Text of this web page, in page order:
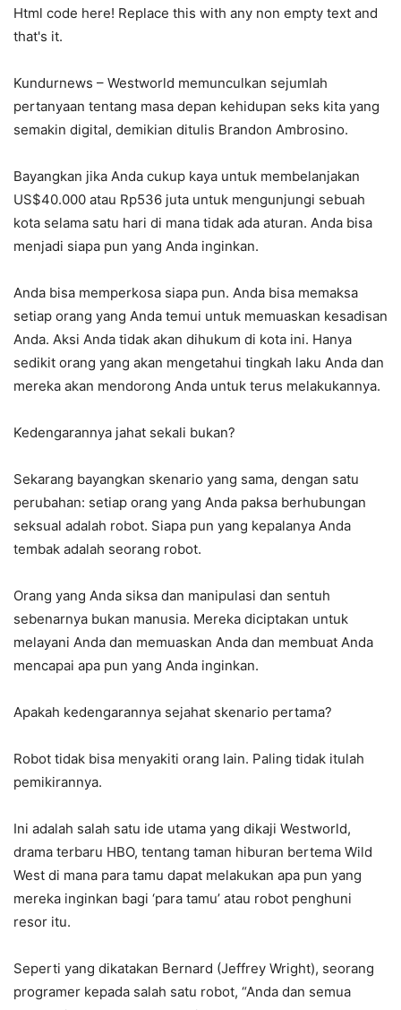
Html code here! Replace this with any non empty text and
that's it.
Kundurnews – Westworld memunculkan sejumlah
pertanyaan tentang masa depan kehidupan seks kita yang
semakin digital, demikian ditulis Brandon Ambrosino.
Bayangkan jika Anda cukup kaya untuk membelanjakan
US$40.000 atau Rp536 juta untuk mengunjungi sebuah
kota selama satu hari di mana tidak ada aturan. Anda bisa
menjadi siapa pun yang Anda inginkan.
Anda bisa memperkosa siapa pun. Anda bisa memaksa
setiap orang yang Anda temui untuk memuaskan kesadisan
Anda. Aksi Anda tidak akan dihukum di kota ini. Hanya
sedikit orang yang akan mengetahui tingkah laku Anda dan
mereka akan mendorong Anda untuk terus melakukannya.
Kedengarannya jahat sekali bukan?
Sekarang bayangkan skenario yang sama, dengan satu
perubahan: setiap orang yang Anda paksa berhubungan
seksual adalah robot. Siapa pun yang kepalanya Anda
tembak adalah seorang robot.
Orang yang Anda siksa dan manipulasi dan sentuh
sebenarnya bukan manusia. Mereka diciptakan untuk
melayani Anda dan memuaskan Anda dan membuat Anda
mencapai apa pun yang Anda inginkan.
Apakah kedengarannya sejahat skenario pertama?
Robot tidak bisa menyakiti orang lain. Paling tidak itulah
pemikirannya.
Ini adalah salah satu ide utama yang dikaji Westworld,
drama terbaru HBO, tentang taman hiburan bertema Wild
West di mana para tamu dapat melakukan apa pun yang
mereka inginkan bagi ‘para tamu’ atau robot penghuni
resor itu.
Seperti yang dikatakan Bernard (Jeffrey Wright), seorang
programer kepada salah satu robot, “Anda dan semua